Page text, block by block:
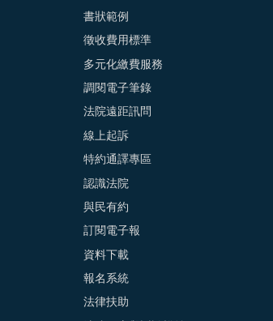
書狀範例
徵收費用標準
多元化繳費服務
調閱電子筆錄
法院遠距訊問
線上起訴
特約通譯專區
認識法院
與民有約
訂閱電子報
資料下載
報名系統
法律扶助